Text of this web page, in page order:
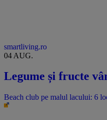
smartliving.ro
04 AUG.
Legume și fructe
Beach club pe malul lacului: 6